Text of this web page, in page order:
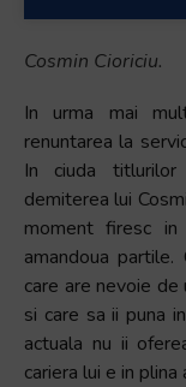
One
Accessibility
reader,
press
"Ctrl
This
shortcut
activates
the
screen
Cosmin Cioriciu.
In urma mai
renuntarea la
In ciuda
demiterea lui
moment firesc
amandoua
care are nevoie
si care sa ii puna
actuala nu ii
cariera lui e in plina